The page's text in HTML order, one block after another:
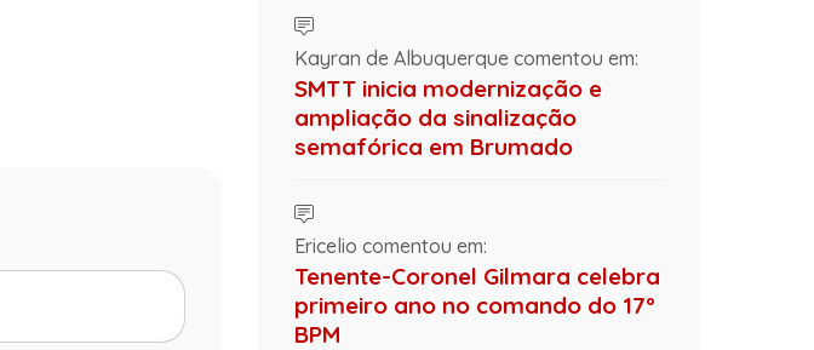
Kayran de Albuquerque comentou em:
SMTT inicia modernização e
ampliação da sinalização
semafórica em Brumado
Ericelio comentou em:
Tenente-Coronel Gilmara celebra
primeiro ano no comando do 17º
BPM